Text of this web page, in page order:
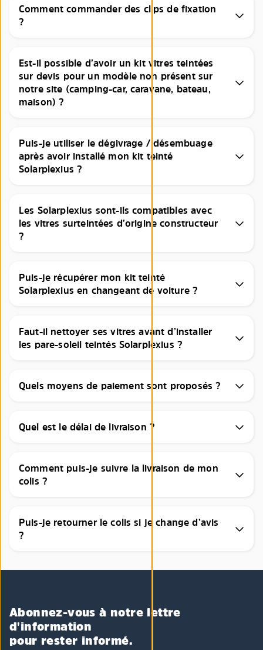
Comment commander des clips de fixation
?
Est-il possible d’avoir un kit vitres teintées
sur devis pour un modèle non présent sur
notre site (camping-car, caravane, bateau,
maison) ?
Puis-je utiliser le dégivrage / désembuage
après avoir installé mon kit teinté
Solarplexius ?
Les Solarplexius sont-ils compatibles avec
les vitres surteintées d’origine constructeur
?
Puis-je récupérer mon kit teinté
Solarplexius en changeant de voiture ?
Faut-il nettoyer ses vitres avant d’installer
les pare-soleil teintés Solarplexius ?
Quels moyens de paiement sont proposés ?
Quel est le délai de livraison ?
Comment puis-je suivre la livraison de mon
colis ?
Puis-je retourner le colis si je change d’avis
?
Abonnez-vous à notre lettre
d'information
pour rester informé.